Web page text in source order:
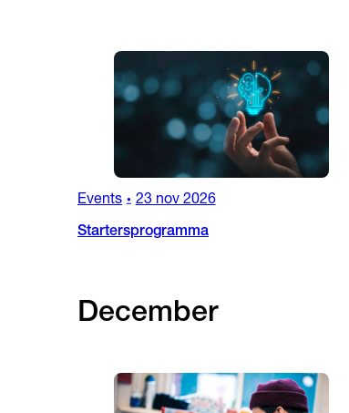
Events • 23 nov 2026
Startersprogramma
December